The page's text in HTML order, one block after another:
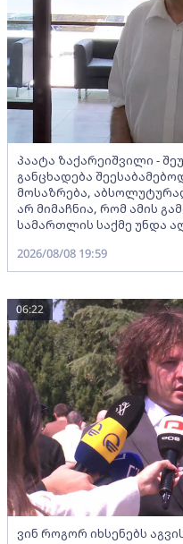
პაატა ზაქარეიშვილი -
განცხადება
მოსაზრება,
არ მიმაჩნია, რომ ამის
სამართლის საქმე უნდა
2026/08/08 19:59
ვინ როგორ იხსენებს
06:22